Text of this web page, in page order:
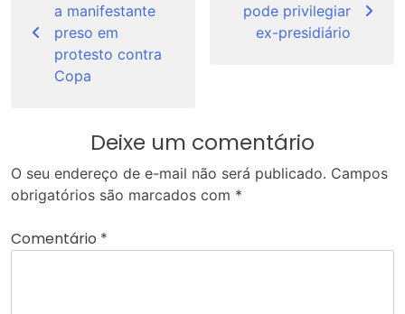
Posta manifestante
preso em
protesto contra
Copa
pode privilegiar
ex-presidiário
Deixe um comentário
O seu endereço de e-mail não será publicado. Campos
obrigatórios são marcados com *
Comentário *